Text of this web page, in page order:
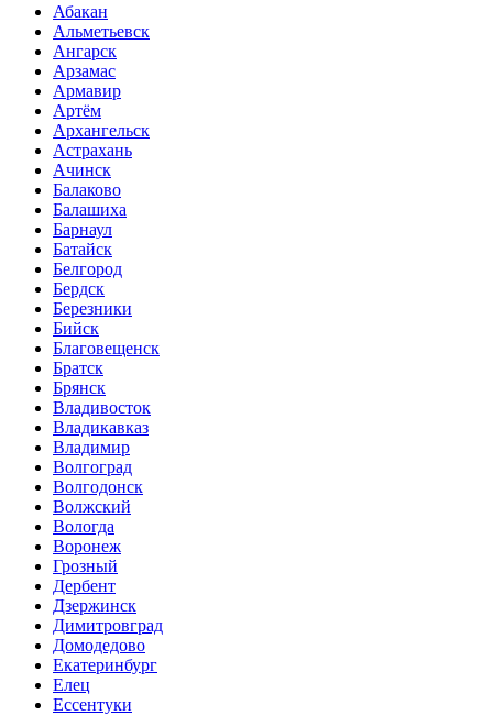
Абакан
Альметьевск
Ангарск
Арзамас
Армавир
Артём
Архангельск
Астрахань
Ачинск
Балаково
Балашиха
Барнаул
Батайск
Белгород
Бердск
Березники
Бийск
Благовещенск
Братск
Брянск
Владивосток
Владикавказ
Владимир
Волгоград
Волгодонск
Волжский
Вологда
Воронеж
Грозный
Дербент
Дзержинск
Димитровград
Домодедово
Екатеринбург
Елец
Ессентуки